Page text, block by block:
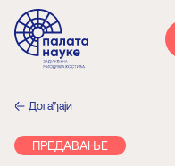
Догађаји
ПРЕДАВАЊЕ